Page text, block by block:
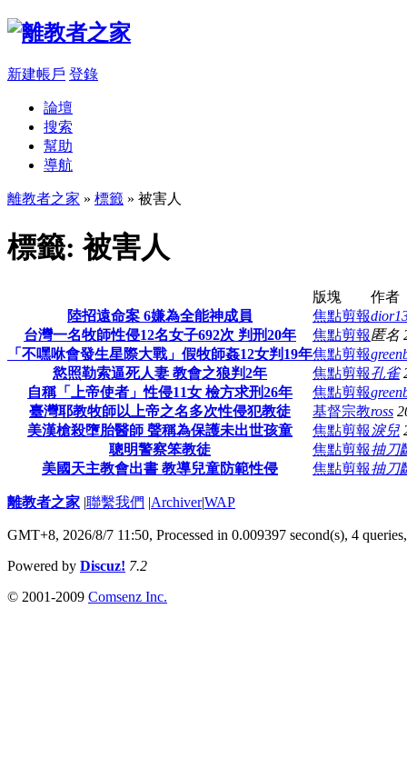
新建帳戶 登錄
論壇
搜索
幫助
導航
離教者之家 » 標籤 » 被害人
標籤: 被害人
版塊
作者
陸招遠命案 6嫌為全能神成員
焦點剪報
台灣一名牧師性侵12名女子692次 判刑20年
焦點剪報匿名
「不嘿咻會發生星際大戰」假牧師姦12女判19年焦點剪報
慾照勒索逼死人妻 教會之狼判2年
焦點剪報孔雀
自稱「上帝使者」性侵11女 檢方求刑26年
焦點剪報
臺灣耶教牧師以上帝之名多次性侵犯教徒
基督宗教ross
美漢槍殺墮胎醫師 聲稱為保護未出世孩童
焦點剪報 淚兒
聰明警察笨教徒
焦點剪報抽刀
美國天主教會出書 教導兒童防範性侵
焦點剪報抽刀
離教者之家 |聯繫我們 |Archiver|WAP
GMT+8, 2026/8/7 11:50, Processed in 0.009397 second(s), 4
Powered by Discuz! 7.2
© 2001-2009 Comsenz Inc.